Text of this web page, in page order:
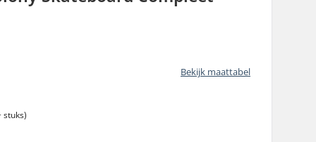
Bekijk maattabel
stuks)